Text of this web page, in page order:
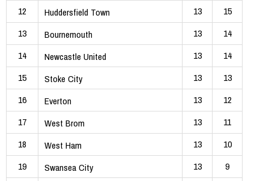
12
Huddersfield Town 13
15
13
Bournemouth 13
14
14
Newcastle United 13
14
15
Stoke City 13
13
16
Everton 13
12
17
West Brom 13
11
18
West Ham 13
10
19
Swansea City 13
9